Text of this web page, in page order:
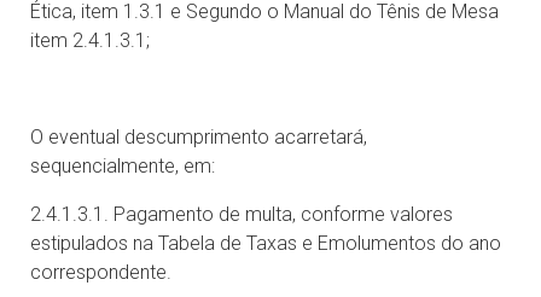
Ética, item 1.3.1 e Segundo o Manual do Tênis de Mesa
item 2.4.1.3.1;
O eventual descumprimento acarretará,
sequencialmente, em:
2.4.1.3.1. Pagamento de multa, conforme valores
estipulados na Tabela de Taxas e Emolumentos do ano
correspondente.